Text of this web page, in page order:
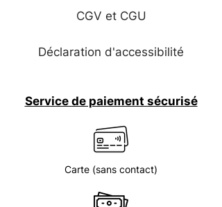
CGV et CGU
Déclaration d'accessibilité
Service de paiement sécurisé
Carte (sans contact)